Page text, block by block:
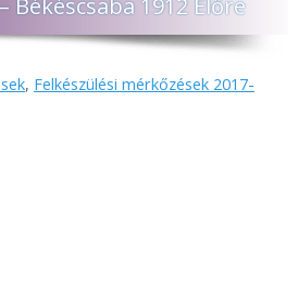
Békéscsaba 1912 Előre
, Felkészülési mérkőzések 2017-